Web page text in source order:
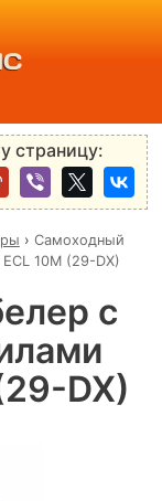
страницу:
› Самоходный
10M (29-DX)
с
DX)